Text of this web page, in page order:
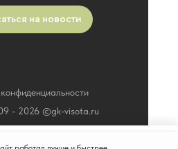
- 2026 ©gk-visota.ru
на новости